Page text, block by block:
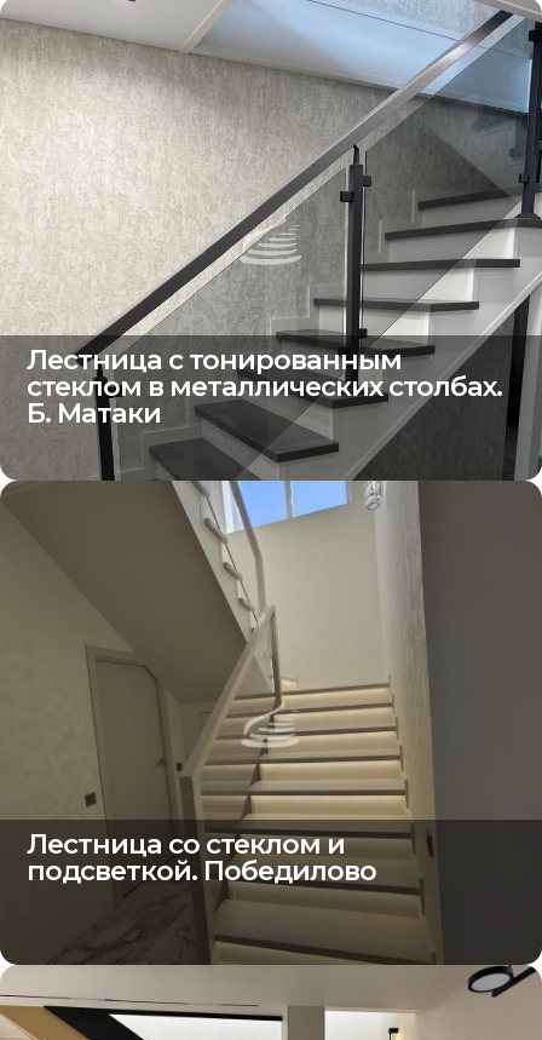
Лестница с тонированным
стеклом в металлических столбах.
Б. Матаки
Лестница со стеклом и
подсветкой. Победилово